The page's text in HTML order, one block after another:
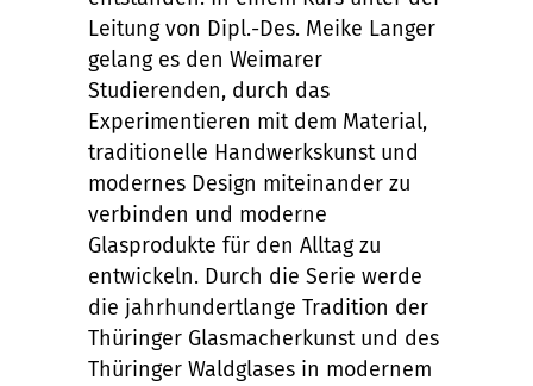
Leitung von Dipl.-Des. Meike Langer
gelang es den Weimarer
Studierenden, durch das
Experimentieren mit dem Material,
traditionelle Handwerkskunst und
modernes Design miteinander zu
verbinden und moderne
Glasprodukte für den Alltag zu
entwickeln. Durch die Serie werde
die jahrhundertlange Tradition der
Thüringer Glasmacherkunst und des
Thüringer Waldglases in modernem